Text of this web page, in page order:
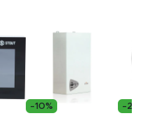
-10% -